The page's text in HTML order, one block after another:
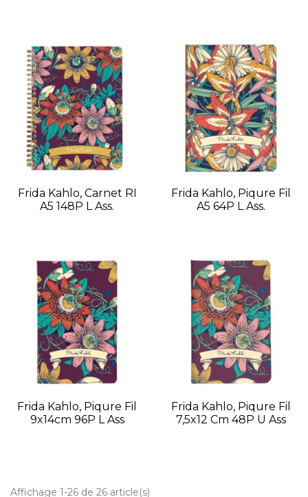
Frida Kahlo, Carnet RI
A5 148P L Ass.
Frida Kahlo, Piqure Fil
A5 64P L Ass.
Frida Kahlo, Piqure Fil
9x14cm 96P L Ass
Frida Kahlo, Piqure Fil
7,5x12 Cm 48P U Ass
Affichage 1-26 de 26 article(s)